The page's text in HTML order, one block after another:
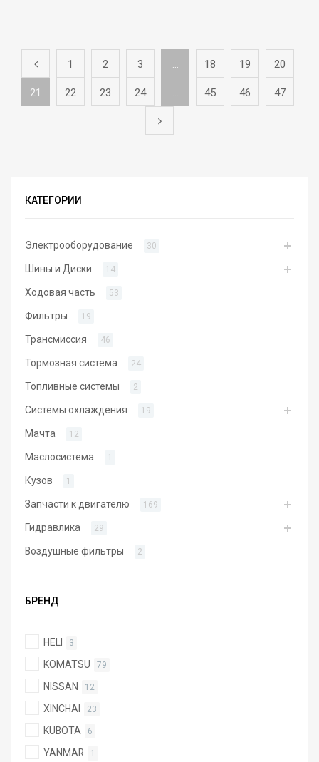
1 2 3 … 18 19 20
21 22 23 24 … 45 46 47
КАТЕГОРИИ
Электрооборудование 30
Шины и Диски 14
Ходовая часть 53
Фильтры 19
Трансмиссия 46
Тормозная система 24
Топливные системы 2
Системы охлаждения 19
Мачта 12
Маслосистема 1
Кузов 1
Запчасти к двигателю 169
Гидравлика 29
Воздушные фильтры 2
БРЕНД
HELI 3
KOMATSU 79
NISSAN 12
XINCHAI 23
KUBOTA 6
YANMAR 1